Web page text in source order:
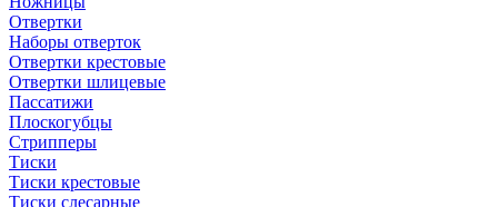
Отвертки
Наборы отверток
Отвертки крестовые
Отвертки шлицевые
Пассатижи
Плоскогубцы
Стрипперы
Тиски
Тиски крестовые
Тиски слесарные